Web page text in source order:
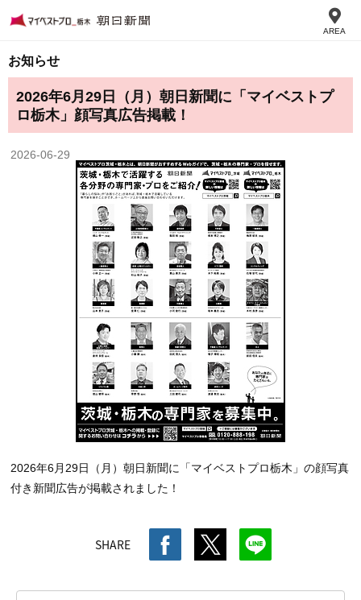
AREA
お知らせ
2026年6月29日（月）朝日新聞に「マイベストプ
ロ栃木」顔写真広告掲載！
2026-06-29
2026年6月29日（月）朝日新聞に「マイベストプロ栃木」の顔写真
付き新聞広告が掲載されました！
SHARE